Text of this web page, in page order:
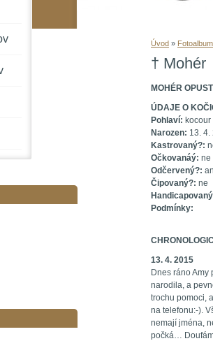
Úvod » Fotoalbum
† Mohér
MOHÉR
ÚDAJE O
Pohlaví: kocour
Narozen: 13. 4.
Kastrovaný?:
Očkovanáý: ne
Odčervený?:
Čipovaný?: ne
Podmínky:
13. 4. 2015
Dnes ráno
narodila, a
trochu pomoci,
na telefonu:-).
nemají jména,
počká…